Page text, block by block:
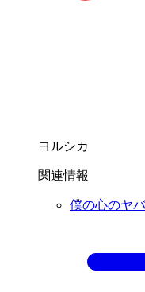
ヨルシカ
関連情報
僕の心のヤ